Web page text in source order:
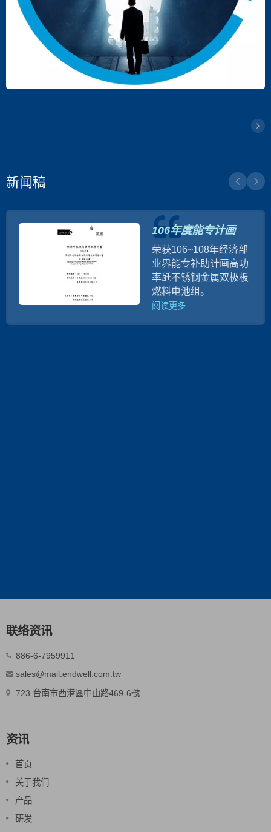
新闻稿
106年度能专计画
荣获106~108年经济部
业界能专补助计画高功
率瓩不锈钢金属双极板
燃料电池组。
阅读更多
联络资讯
886-6-7959911
sales@mail.endwell.com.tw
723 台南市西港區中山路469-6號
资讯
首页
关于我们
产品
研发